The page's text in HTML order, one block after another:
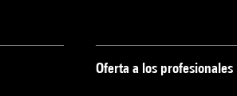
Oferta a los profesionales